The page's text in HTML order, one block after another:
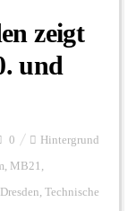
zeigt
und
0 Hintergrund
, MB21 ,
, Technische